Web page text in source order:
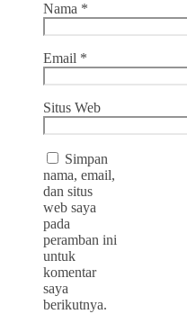
Nama *
Email *
Situs Web
Simpan
nama, email,
dan situs
web saya
pada
peramban ini
untuk
komentar
saya
berikutnya.